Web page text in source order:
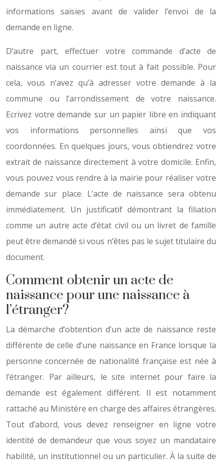
informations saisies avant de valider l’envoi de la
demande en ligne.
D’autre part, effectuer votre commande d’acte de
naissance via un courrier est tout à fait possible. Pour
cela, vous n’avez qu’à adresser votre demande à la
commune ou l’arrondissement de votre naissance.
Ecrivez votre demande sur un papier libre en indiquant
vos informations personnelles ainsi que vos
coordonnées. En quelques jours, vous obtiendrez votre
extrait de naissance directement à votre domicile. Enfin,
vous pouvez vous rendre à la mairie pour réaliser votre
demande sur place. L’acte de naissance sera obtenu
immédiatement. Un justificatif démontrant la filiation
comme un autre acte d’état civil ou un livret de famille
peut être demandé si vous n’êtes pas le sujet titulaire du
document.
Comment obtenir un acte de
naissance pour une naissance à
l’étranger?
La démarche d’obtention d’un acte de naissance reste
différente de celle d’une naissance en France lorsque la
personne concernée de nationalité française est née à
l’étranger. Par ailleurs, le site internet pour faire la
demande est également différent. Il est notamment
rattaché au Ministère en charge des affaires étrangères.
Tout d’abord, vous devez renseigner en ligne votre
identité de demandeur que vous soyez un mandataire
habilité, un institutionnel ou un particulier. À la suite de